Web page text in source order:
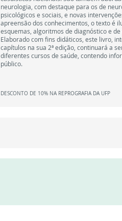
neurologia, com destaque para os de
psicológicos e sociais, e novas
apreensão dos conhecimentos, o texto é
esquemas, algoritmos de diagnóstico e
Elaborado com fins didáticos, este livro,
capítulos na sua 2ª edição, continuará a
diferentes cursos de saúde, contendo
público.
DESCONTO DE 10% NA REPROGRAFIA DA UFP